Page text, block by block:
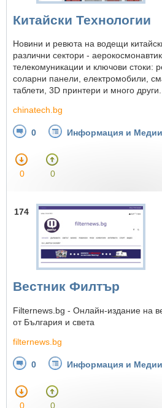
Китайски Технологии
Новини и ревюта на водещи
различни сектори -
телекомуникации и ключови стоки:
соларни панели, електромобили,
таблети, 3D принтери и много други.
chinatech.bg
0 Информация и Медии
0 0
174
Вестник Филтър
Filternews.bg - Онлайн-издание на
от България и света
filternews.bg
0 Информация и Медии
0 0